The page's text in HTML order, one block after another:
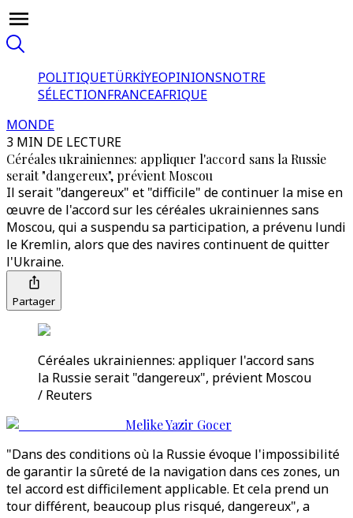
POLITIQUETÜRKİYEOPINIONSNOTRE
SÉLECTIONFRANCEAFRIQUE
MONDE
3 MIN DE LECTURE
Céréales ukrainiennes: appliquer l'accord sans la Russie
serait "dangereux", prévient Moscou
Il serait "dangereux" et "difficile" de continuer la mise en
œuvre de l'accord sur les céréales ukrainiennes sans
Moscou, qui a suspendu sa participation, a prévenu lundi
le Kremlin, alors que des navires continuent de quitter
l'Ukraine.
Partager
Céréales ukrainiennes: appliquer l'accord sans
la Russie serait "dangereux", prévient Moscou
/ Reuters
Melike Yazir Gocer
"Dans des conditions où la Russie évoque l'impossibilité
de garantir la sûreté de la navigation dans ces zones, un
tel accord est difficilement applicable. Et cela prend un
tour différent, beaucoup plus risqué, dangereux", a